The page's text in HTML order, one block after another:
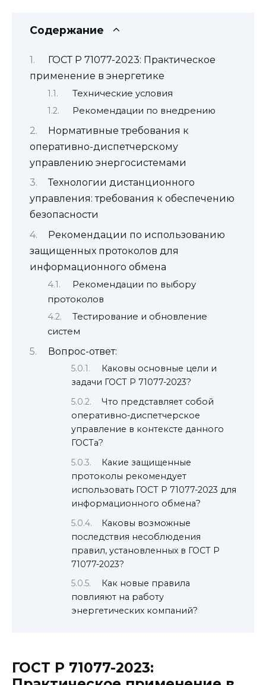
Содержание
ГОСТ Р 71077-2023: Практическое
применение в энергетике
Технические условия
Рекомендации по внедрению
Нормативные требования к
оперативно-диспетчерскому
управлению энергосистемами
Технологии дистанционного
управления: требования к обеспечению
безопасности
Рекомендации по использованию
защищенных протоколов для
информационного обмена
Рекомендации по выбору
протоколов
Тестирование и обновление
систем
Вопрос-ответ:
Каковы основные цели и
задачи ГОСТ Р 71077-2023?
Что представляет собой
оперативно-диспетчерское
управление в контексте данного
ГОСТа?
Какие защищенные
протоколы рекомендует
использовать ГОСТ Р 71077-2023 для
информационного обмена?
Каковы возможные
последствия несоблюдения
правил, установленных в ГОСТ Р
71077-2023?
Как новые правила
повлияют на работу
энергетических компаний?
ГОСТ Р 71077-2023: